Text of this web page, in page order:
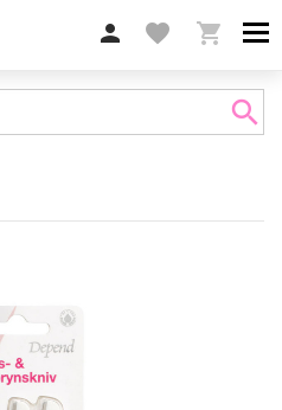
 favorite 
search